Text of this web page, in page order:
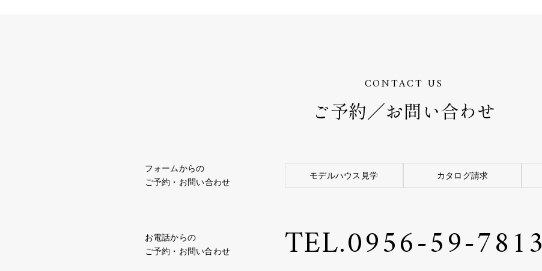
CONTACT US
ご予約／お問い合わせ
フォームからの
ご予約・お問い合わせ
モデルハウス見学 カタログ請求
お電話からの
ご予約・お問い合わせ
TEL.0956-59-7813